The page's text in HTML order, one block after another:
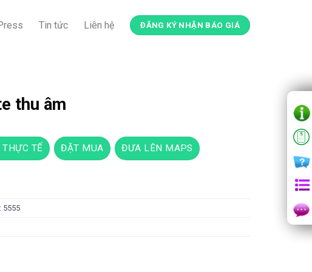
Tin tức Liên hệ ĐĂNG KÝ NHẬN BÁO GIÁ
thu âm
TẾ ĐẶT MUA ĐƯA LÊN MAPS
5555